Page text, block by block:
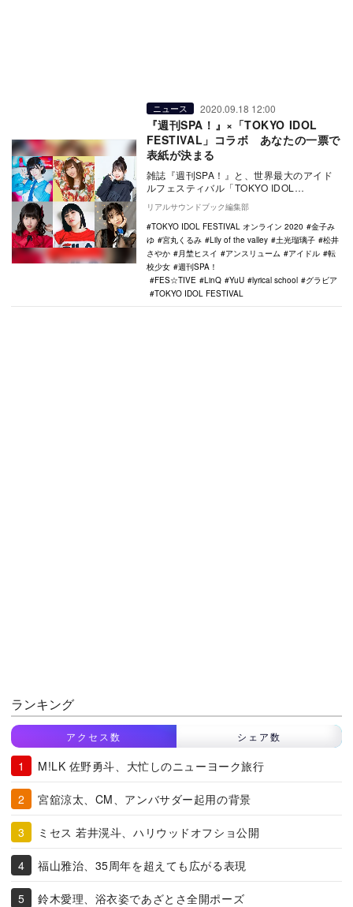
ニュース 2020.09.18 12:00
『週刊SPA！』×「TOKYO IDOL
FESTIVAL」コラボ あなたの一票で
表紙が決まる
雑誌『週刊SPA！』と、世界最大のアイド
ルフェスティバル「TOKYO IDOL
FESTIVAL オンライン 2020」のコラボ…
リアルサウンドブック編集部
TOKYO IDOL FESTIVAL オンライン 2020
金子み
ゆ
宮丸くるみ Lily of the valley 土光瑠璃子
松井
さやか
月埜ヒスイ アンスリューム アイドル
転
校少女
週刊SPA！
FES☆TIVE
LinQ YuU lyrical school
グラビア
TOKYO IDOL FESTIVAL
ランキング
アクセス数 シェア数
M!LK 佐野勇斗、大忙しのニューヨーク旅行
宮舘涼太、CM、アンバサダー起用の背景
ミセス 若井滉斗、ハリウッドオフショ公開
福山雅治、35周年を超えても広がる表現
鈴木愛理、浴衣姿であざとさ全開ポーズ